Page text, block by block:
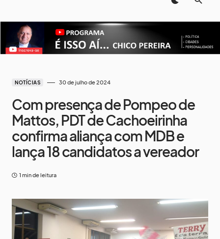
NOTÍCIAS 30 de julho de 2024
Com presença de Pompeo de
Mattos, PDT de Cachoeirinha
confirma aliança com MDB e
lança 18 candidatos a vereador
1 min de leitura